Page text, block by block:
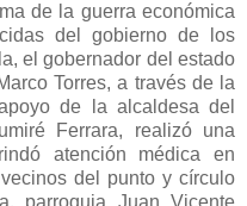
de la guerra económica
del gobierno de los
el gobernador del estado
Torres, a través de la
de la alcaldesa del
Ferrara, realizó una
atención médica en
del punto y círculo